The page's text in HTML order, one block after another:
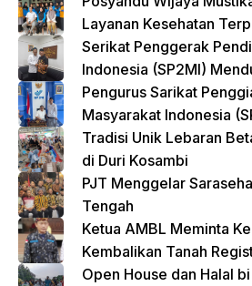
Layanan Kesehatan
Lansia
Serikat Penggerak
Indonesia (SP2MI)
Rakyat yang Digagas
Pengurus Sarikat
Masyarakat Indonesia
Nusadaya Akademik
BP2MI
Tradisi Unik Lebaran
di Duri Kosambi
PJT Menggelar
Tengah
Ketua AMBL Meminta
Kembalikan Tanah
Lampung
Open House dan Halal